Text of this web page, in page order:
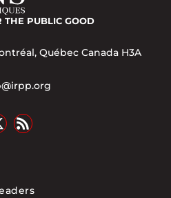
THE PUBLIC GOOD
Québec Canada H3A